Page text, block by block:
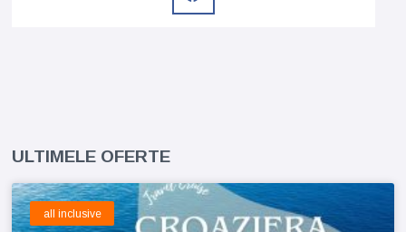
ULTIMELE OFERTE
all inclusive